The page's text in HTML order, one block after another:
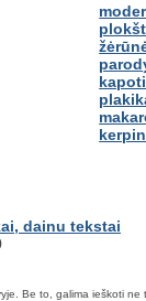
kapoti
Be to, galima ieškoti ne